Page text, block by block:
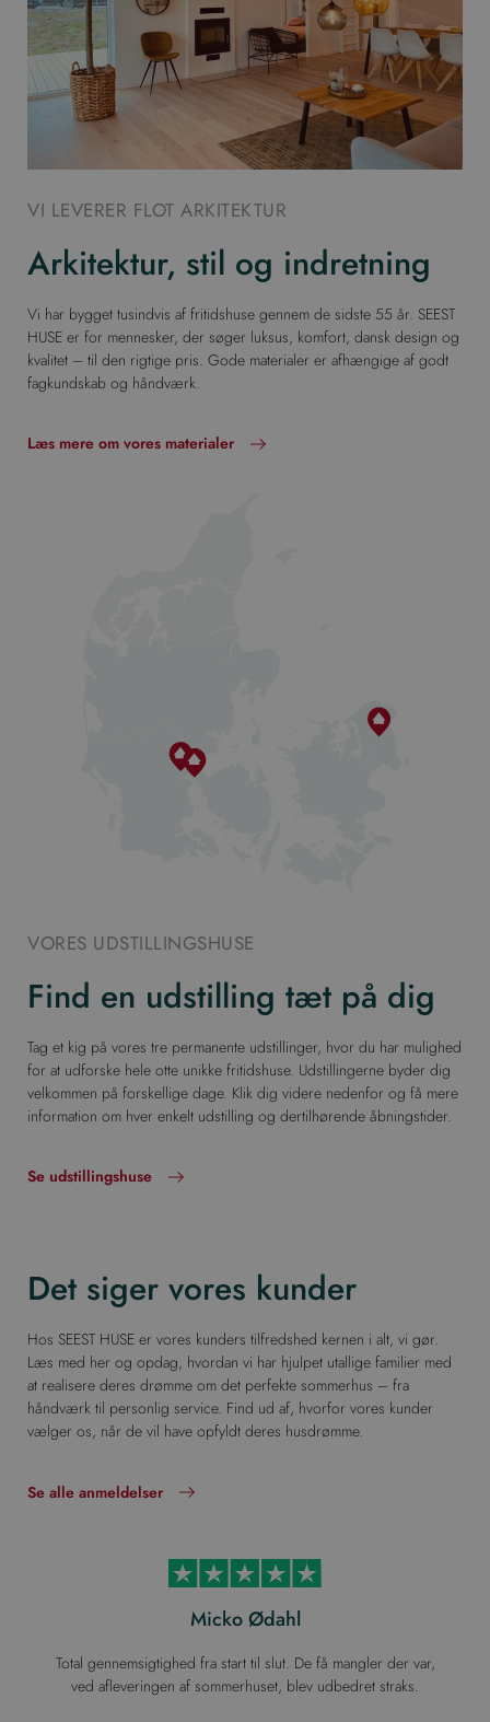
VI LEVERER FLOT ARKITEKTUR
Arkitektur, stil og indretning
Vi har bygget tusindvis af fritidshuse gennem de sidste 55 år. SEEST
HUSE er for mennesker, der søger luksus, komfort, dansk design og
kvalitet – til den rigtige pris. Gode materialer er afhængige af godt
fagkundskab og håndværk.
Læs mere om vores materialer
VORES UDSTILLINGSHUSE
Find en udstilling tæt på dig
Tag et kig på vores tre permanente udstillinger, hvor du har mulighed
for at udforske hele otte unikke fritidshuse. Udstillingerne byder dig
velkommen på forskellige dage. Klik dig videre nedenfor og få mere
information om hver enkelt udstilling og dertilhørende åbningstider.
Se udstillingshuse
Det siger vores kunder
Hos SEEST HUSE er vores kunders tilfredshed kernen i alt, vi gør.
Læs med her og opdag, hvordan vi har hjulpet utallige familier med
at realisere deres drømme om det perfekte sommerhus – fra
håndværk til personlig service. Find ud af, hvorfor vores kunder
vælger os, når de vil have opfyldt deres husdrømme.
Se alle anmeldelser
Micko Ødahl
Total gennemsigtighed fra start til slut. De få mangler der var,
ved afleveringen af sommerhuset, blev udbedret straks.